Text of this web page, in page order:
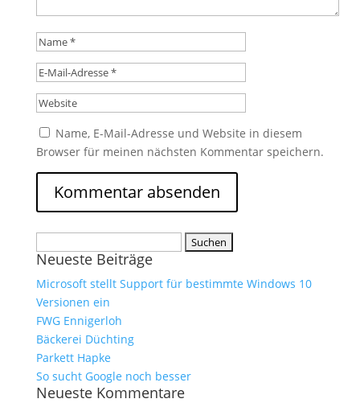
Name, E-Mail-Adresse und Website in diesem
Browser für meinen nächsten Kommentar speichern.
nach:
Neueste Beiträge
Microsoft stellt Support für bestimmte Windows 10
Versionen ein
FWG Ennigerloh
Bäckerei Düchting
Parkett Hapke
So sucht Google noch besser
Neueste Kommentare